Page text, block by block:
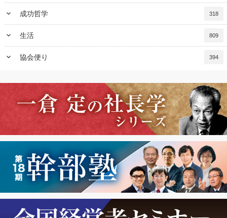
keyboard_arrow_down 成功哲学 318
keyboard_arrow_down 生活 809
keyboard_arrow_down 協会便り 394